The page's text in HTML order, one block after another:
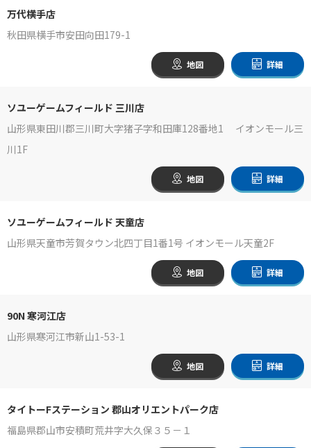
万代横手店
秋田県横手市安田向田179-1
地図 詳細
ソユーゲームフィールド 三川店
山形県東田川郡三川町大字猪子字和田庫128番地1 イオンモール三
川1F
地図 詳細
ソユーゲームフィールド 天童店
山形県天童市芳賀タウン北四丁目1番1号 イオンモール天童2F
地図 詳細
90N 寒河江店
山形県寒河江市新山1-53-1
地図 詳細
タイトーFステーション 郡山オリエントパーク店
福島県郡山市安積町荒井字大久保３５－１